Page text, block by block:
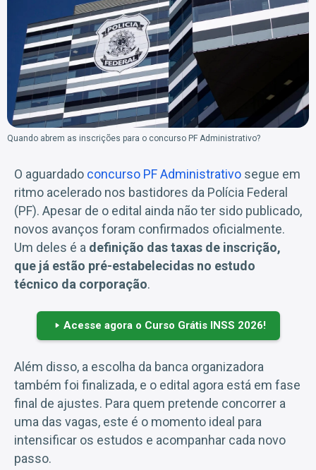
Quando abrem as inscrições para o concurso PF Administrativo?
O aguardado concurso PF Administrativo segue em
ritmo acelerado nos bastidores da Polícia Federal
(PF). Apesar de o edital ainda não ter sido publicado,
novos avanços foram confirmados oficialmente.
Um deles é a definição das taxas de inscrição,
que já estão pré-estabelecidas no estudo
técnico da corporação.
Acesse agora o Curso Grátis INSS 2026!
Além disso, a escolha da banca organizadora
também foi finalizada, e o edital agora está em fase
final de ajustes. Para quem pretende concorrer a
uma das vagas, este é o momento ideal para
intensificar os estudos e acompanhar cada novo
passo.